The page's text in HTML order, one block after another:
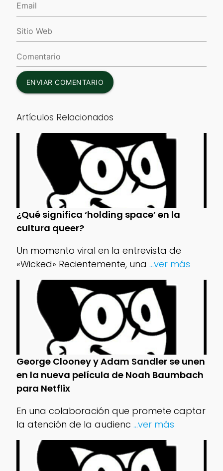
ENVIAR COMENTARIO
Artículos Relacionados
¿Qué significa ‘holding space’ en la
cultura queer?
Un momento viral en la entrevista de
«Wicked» Recientemente, una ...ver más
George Clooney y Adam Sandler se unen
en la nueva película de Noah Baumbach
para Netflix
En una colaboración que promete captar
la atención de la audienc ...ver más